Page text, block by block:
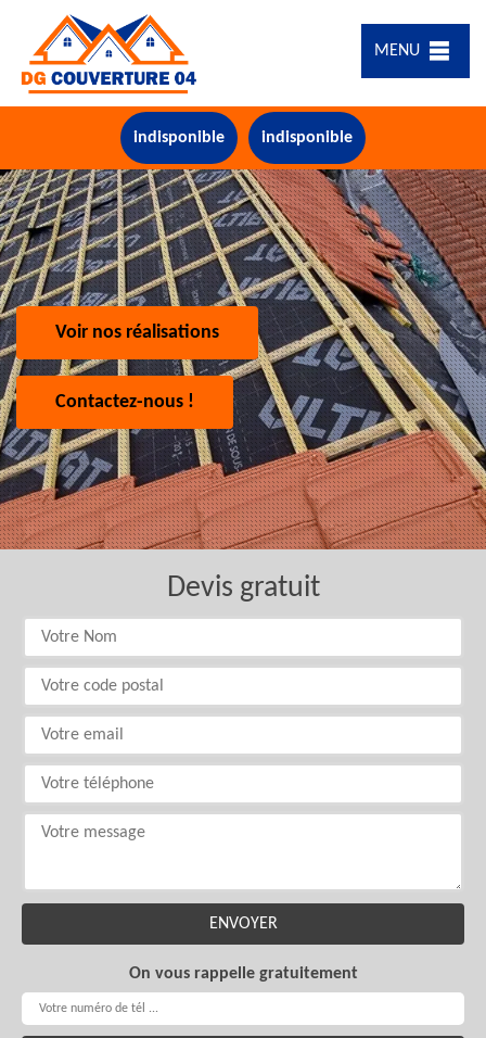
MENU
indisponible indisponible
Voir nos réalisations
Contactez-nous !
Devis gratuit
On vous rappelle gratuitement